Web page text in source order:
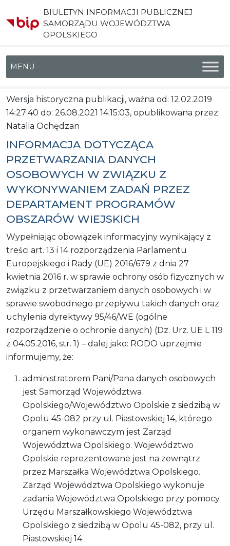
BIULETYN INFORMACJI PUBLICZNEJ
SAMORZĄDU WOJEWÓDZTWA
OPOLSKIEGO
Menu główne
Wersja historyczna publikacji, ważna od: 12.02.2019
14:27:40 do: 26.08.2021 14:15:03, opublikowana przez:
Natalia Ochędzan
INFORMACJA DOTYCZĄCA
PRZETWARZANIA DANYCH
OSOBOWYCH W ZWIĄZKU Z
WYKONYWANIEM ZADAŃ PRZEZ
DEPARTAMENT PROGRAMÓW
OBSZARÓW WIEJSKICH
Wypełniając obowiązek informacyjny wynikający z
treści art. 13 i 14 rozporządzenia Parlamentu
Europejskiego i Rady (UE) 2016/679 z dnia 27
kwietnia 2016 r. w sprawie ochrony osób fizycznych w
związku z przetwarzaniem danych osobowych i w
sprawie swobodnego przepływu takich danych oraz
uchylenia dyrektywy 95/46/WE (ogólne
rozporządzenie o ochronie danych) (Dz. Urz. UE L 119
z 04.05.2016, str. 1) – dalej jako: RODO uprzejmie
informujemy, że:
administratorem Pani/Pana danych osobowych
jest Samorząd Województwa
Opolskiego/Województwo Opolskie z siedzibą w
Opolu 45-082 przy ul. Piastowskiej 14, którego
organem wykonawczym jest Zarząd
Województwa Opolskiego. Województwo
Opolskie reprezentowane jest na zewnątrz
przez Marszałka Województwa Opolskiego.
Zarząd Województwa Opolskiego wykonuje
zadania Województwa Opolskiego przy pomocy
Urzędu Marszałkowskiego Województwa
Opolskiego z siedzibą w Opolu 45-082, przy ul.
Piastowskiej 14.